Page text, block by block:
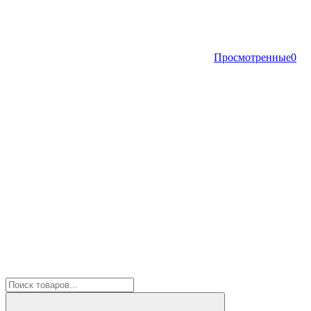
Просмотренные0